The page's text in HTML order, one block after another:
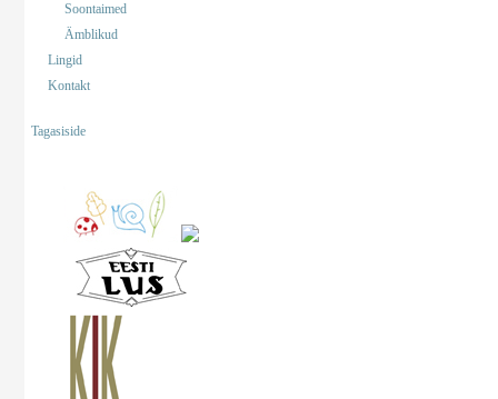
Soontaimed
Ämblikud
Lingid
Kontakt
Tagasiside